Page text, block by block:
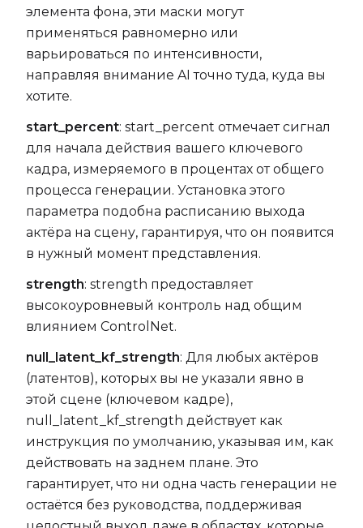
элемента фона, эти маски могут
применяться равномерно или
варьироваться по интенсивности,
направляя внимание AI точно туда, куда вы
хотите.
start_percent: start_percent отмечает сигнал
для начала действия вашего ключевого
кадра, измеряемого в процентах от общего
процесса генерации. Установка этого
параметра подобна расписанию выхода
актёра на сцену, гарантируя, что он появится
в нужный момент представления.
strength: strength предоставляет
высокоуровневый контроль над общим
влиянием ControlNet.
null_latent_kf_strength: Для любых актёров
(латентов), которых вы не указали явно в
этой сцене (ключевом кадре),
null_latent_kf_strength действует как
инструкция по умолчанию, указывая им, как
действовать на заднем плане. Это
гарантирует, что ни одна часть генерации не
остаётся без руководства, поддерживая